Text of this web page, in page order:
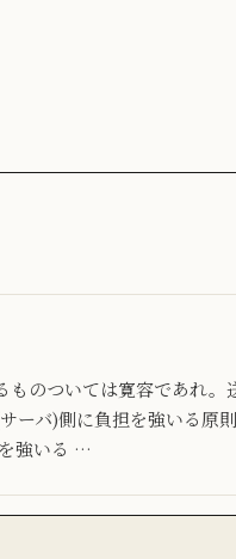
ものついては寛容であれ
ーバ)側に負担を強いる原
強いる …